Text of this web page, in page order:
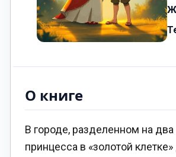
О книге
В городе, разделенном на
принцесса в «золотой